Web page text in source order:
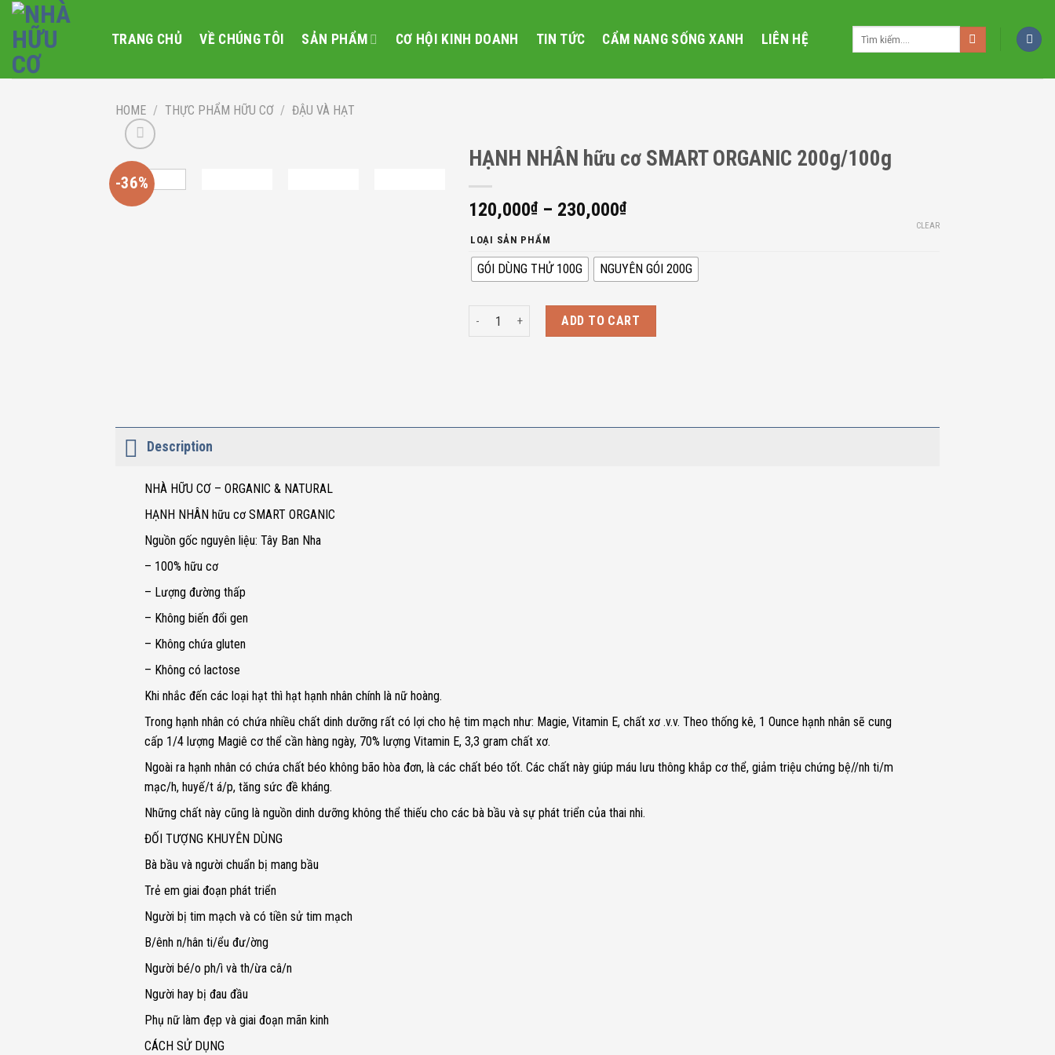
Skip
content
TRANG CHỦ VỀ CHÚNG TÔI SẢN PHẨM CƠ HỘI KINH DOANH TIN TỨC CẨM NANG SỐNG XANH LIÊN HỆ
HOME / THỰC PHẨM HỮU CƠ / ĐẬU VÀ HẠT
-36%
HẠNH NHÂN hữu cơ SMART ORGANIC 200g/100g
120,000₫– 230,000₫
LOẠI SẢN PHẨM
GÓI DÙNG THỬ 100G NGUYÊN GÓI 200G
CLEAR
HẠNH NHÂN hữu cơ SMART ORGANIC 200g/100g quantity
ADD TO CART
Description
NHÀ HỮU CƠ – ORGANIC & NATURAL
HẠNH NHÂN hữu cơ SMART ORGANIC
Nguồn gốc nguyên liệu: Tây Ban Nha
– 100% hữu cơ
– Lượng đường thấp
– Không biến đổi gen
– Không chứa gluten
– Không có lactose
Khi nhắc đến các loại hạt thì hạt hạnh nhân chính là nữ hoàng.
Trong hạnh nhân có chứa nhiều chất dinh dưỡng rất có lợi cho hệ tim mạch như: Magie, Vitamin E, chất xơ .v.v. Theo thống kê, 1 Ounce hạnh nhân sẽ cung
cấp 1/4 lượng Magiê cơ thể cần hàng ngày, 70% lượng Vitamin E, 3,3 gram chất xơ.
Ngoài ra hạnh nhân có chứa chất béo không bão hòa đơn, là các chất béo tốt. Các chất này giúp máu lưu thông khắp cơ thể, giảm triệu chứng bệ//nh ti/m
mạc/h, huyế/t á/p, tăng sức đề kháng.
Những chất này cũng là nguồn dinh dưỡng không thể thiếu cho các bà bầu và sự phát triển của thai nhi.
ĐỐI TƯỢNG KHUYÊN DÙNG
Bà bầu và người chuẩn bị mang bầu
Trẻ em giai đoạn phát triển
Người bị tim mạch và có tiền sử tim mạch
B/ênh n/hân ti/ểu đư/ờng
Người bé/o ph/ì và th/ừa câ/n
Người hay bị đau đầu
Phụ nữ làm đẹp và giai đoạn mãn kinh
CÁCH SỬ DỤNG